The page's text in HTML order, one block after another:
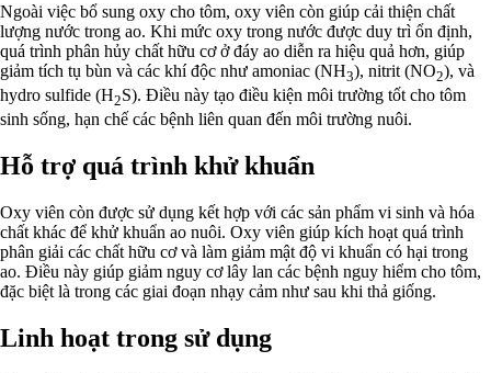
Ngoài việc bổ sung oxy cho tôm, oxy viên còn giúp cải thiện chất
lượng nước trong ao. Khi mức oxy trong nước được duy trì ổn định,
quá trình phân hủy chất hữu cơ ở đáy ao diễn ra hiệu quả hơn, giúp
giảm tích tụ bùn và các khí độc như amoniac (NH3), nitrit (NO2), và
hydro sulfide (H2S). Điều này tạo điều kiện môi trường tốt cho tôm
sinh sống, hạn chế các bệnh liên quan đến môi trường nuôi.
Hỗ trợ quá trình khử khuẩn
Oxy viên còn được sử dụng kết hợp với các sản phẩm vi sinh và hóa
chất khác để khử khuẩn ao nuôi. Oxy viên giúp kích hoạt quá trình
phân giải các chất hữu cơ và làm giảm mật độ vi khuẩn có hại trong
ao. Điều này giúp giảm nguy cơ lây lan các bệnh nguy hiểm cho tôm,
đặc biệt là trong các giai đoạn nhạy cảm như sau khi thả giống.
Linh hoạt trong sử dụng